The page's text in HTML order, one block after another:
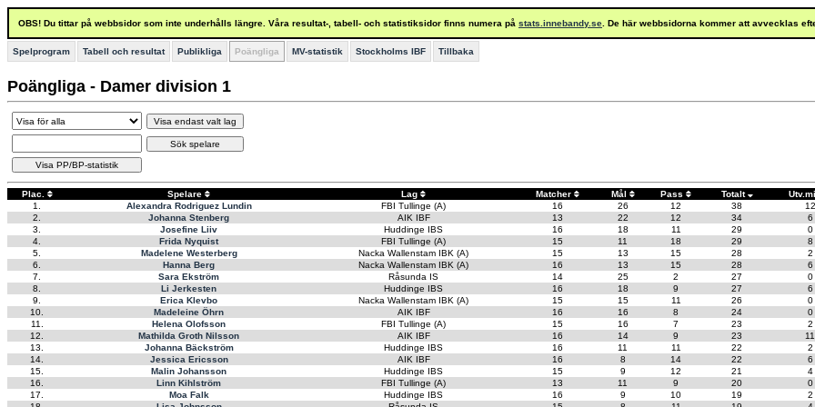
OBS! Du tittar på webbsidor som inte underhålls längre. Våra resultat-, tabell- och statistiksidor finns numera på stats.innebandy.se . De här webbsidorna kommer att avvecklas
Spelprogram Tabell och resultat Publikliga Poängliga MV-statistik Stockholms IBF Tillbaka
Poängliga - Damer division 1
Visa endast valt lag
Sök spelare
Visa PP/BP-statistik
Plac. Spelare Lag Matcher Mål Pass Totalt
1.
Alexandra Rodriguez Lundin FBI Tullinge (A) 16 26 12 38
12
2.
Johanna Stenberg AIK IBF 13 22 12 34
6
3.
Josefine Liiv Huddinge IBS 16 18 11 29
0
4.
Frida Nyquist FBI Tullinge (A) 15 11 18 29
8
5.
Madelene Westerberg Nacka Wallenstam IBK (A) 15 13 15 28
2
6.
Hanna Berg Nacka Wallenstam IBK (A) 16 13 15 28
6
7.
Sara Ekström Råsunda IS 14 25 2 27
0
8.
Li Jerkesten Huddinge IBS 16 18 9 27
6
9.
Erica Klevbo Nacka Wallenstam IBK (A) 15 15 11 26
0
10.
Madeleine Öhrn AIK IBF 16 16 8 24
0
11.
Helena Olofsson FBI Tullinge (A) 15 16 7 23
2
12.
Mathilda Groth Nilsson AIK IBF 16 14 9 23
11
13.
Johanna Bäckström Huddinge IBS 16 11 11 22
2
14.
Jessica Ericsson AIK IBF 16 8 14 22
6
15.
Malin Johansson Huddinge IBS 15 9 12 21
4
16.
Linn Kihlström FBI Tullinge (A) 13 11 9 20
0
17.
Moa Falk Huddinge IBS 16 9 10 19
2